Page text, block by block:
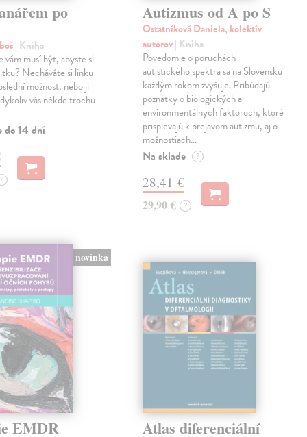
po
| Kniha
vám musí být, abyste si
Necháváte si linku
možnost, nebo ji
vás někde trochu
do 14 dní
?
Autizmus od A po S
Ostatníková Daniela, kolektív
autorov| Kniha
Povedomie o poruchách
autistického spektra sa na Slovensku
každým rokom zvyšuje. Pribúdajú
poznatky o biologických a
environmentálnych faktoroch, ktoré
prispievajú k prejavom autizmu, aj o
možnostiach…
Na sklade ?
28,41 €
29,90 € ?
novinka
EMDR Atlas diferenciální